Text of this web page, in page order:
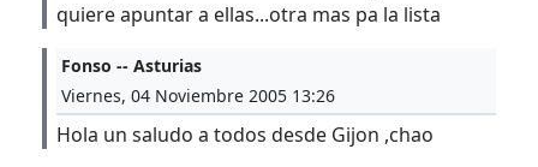
quiere apuntar a ellas...otra mas pa la lista
Fonso -- Asturias
Viernes, 04 Noviembre 2005 13:26
Hola un saludo a todos desde Gijon ,chao